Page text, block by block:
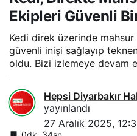
Ekipleri Güvenli
Kedi direk üzerinde
güvenli inişi sağlayıp
oldu. Bizi izlemeye devam
Hepsi Diyarbakır
yayınlandı
27 Aralık 2025,